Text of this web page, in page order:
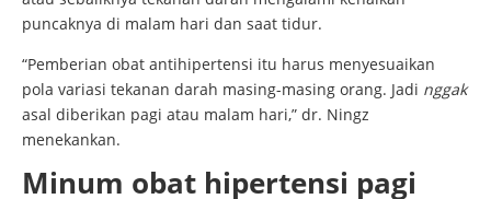
puncaknya di malam hari dan saat tidur.
“Pemberian obat antihipertensi itu harus menyesuaikan
pola variasi tekanan darah masing-masing orang. Jadi nggak
asal diberikan pagi atau malam hari,” dr. Ningz
menekankan.
Minum obat hipertensi pagi